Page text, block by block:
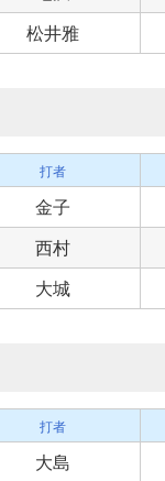
松井雅
打者
金子
西村
大城
打者
大島